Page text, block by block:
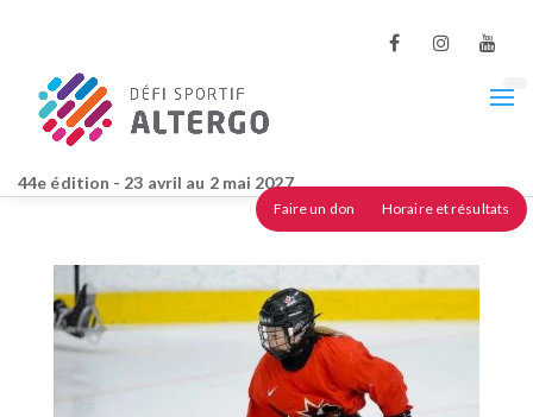
44e édition - 23 avril au 2 mai 2027
Faire un don Horaire et résultats